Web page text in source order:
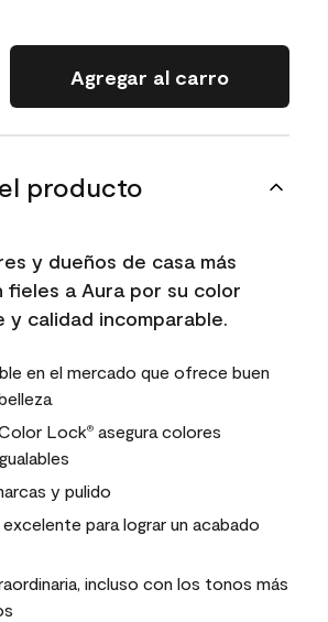
Agregar al carro
producto
y dueños de casa más
fieles a Aura por su color
y calidad incomparable.
en el mercado que ofrece buen
Lock® asegura colores
y pulido
para lograr un acabado
incluso con los tonos más